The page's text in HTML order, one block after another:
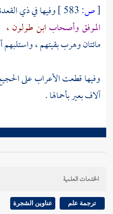
[ص: وفيها في ذي
الموفقوأصحاب ابن طولون ،
مائتان وهرب بقيتهم ،
وفيها قطعت الأعراب على
آلاف بعير بأحمالها .
الخدمات العلمية
ترجمة علم عناوين الشجرة